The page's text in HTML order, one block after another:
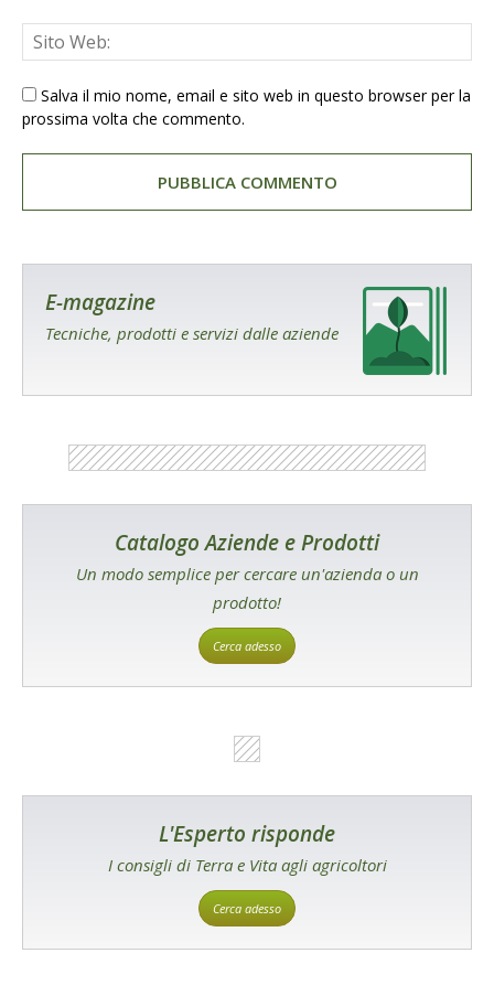
Salva il mio nome, email e sito web in questo browser per la
prossima volta che commento.
E-magazine
Tecniche, prodotti e servizi dalle aziende
Catalogo Aziende e Prodotti
Un modo semplice per cercare un'azienda o un
prodotto!
Cerca adesso
L'Esperto risponde
I consigli di Terra e Vita agli agricoltori
Cerca adesso